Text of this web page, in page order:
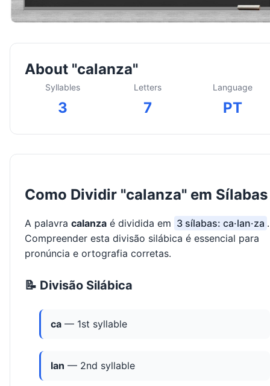
About "calanza"
Syllables
3
Letters
7
Language
PT
Como Dividir "calanza" em Sílabas
A palavra calanza é dividida em 3 sílabas: ca·lan·za .
Compreender esta divisão silábica é essencial para
pronúncia e ortografia corretas.
📝 Divisão Silábica
ca — 1st syllable
lan — 2nd syllable